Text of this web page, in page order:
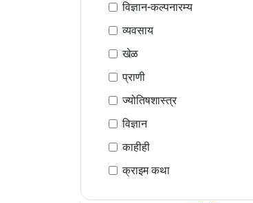
विज्ञान-कल्पनारम्य
व्यवसाय
खेळ
प्राणी
ज्योतिषशास्त्र
विज्ञान
काहीही
क्राइम कथा